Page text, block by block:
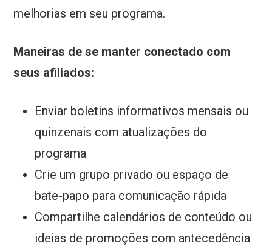
melhorias em seu programa.
Maneiras de se manter conectado com
seus afiliados:
Enviar boletins informativos mensais ou
quinzenais com atualizações do
programa
Crie um grupo privado ou espaço de
bate-papo para comunicação rápida
Compartilhe calendários de conteúdo ou
ideias de promoções com antecedência